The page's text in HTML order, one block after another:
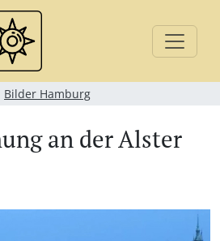
Bilder Hamburg
an der Alster